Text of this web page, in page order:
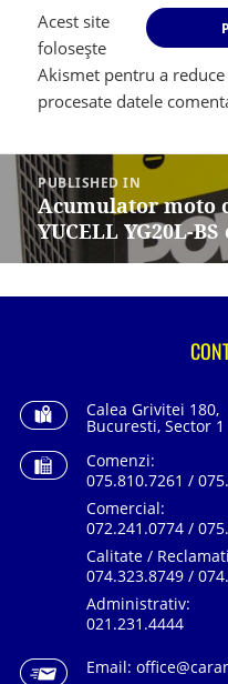
Acest site
folosește
Akismet pentru a
procesate datele
Navigare
articole
PUBLISHED IN
Acumulator moto
YUCELL YG20L-
Calea Grivitei 180,
Bucuresti, Sector 1
Comenzi:
075.810.7261 /
Comercial:
072.241.0774 /
Calitate /
074.323.8749 /
Administrativ:
021.231.4444
Email: